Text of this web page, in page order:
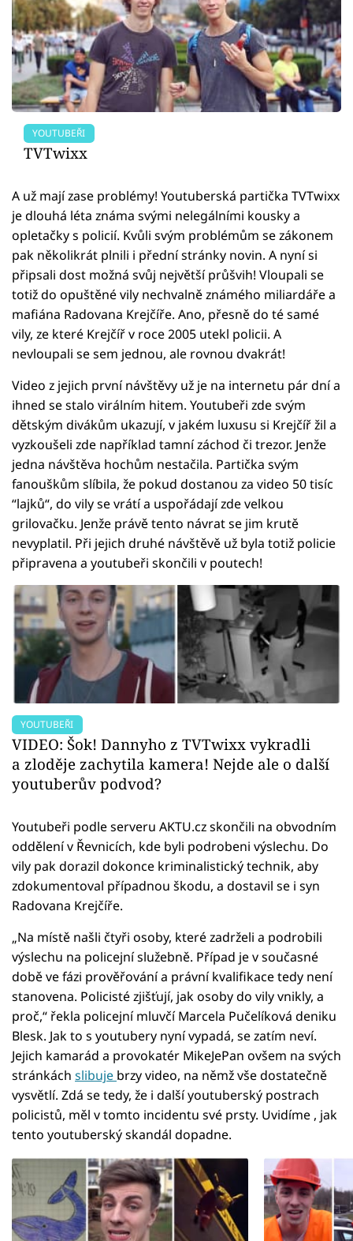
YOUTUBEŘI
TVTwixx
A už mají zase problémy! Youtuberská partička TVTwixx
je dlouhá léta známa svými nelegálními kousky a
opletačky s policií. Kvůli svým problémům se zákonem
pak několikrát plnili i přední stránky novin. A nyní si
připsali dost možná svůj největší průšvih! Vloupali se
totiž do opuštěné vily nechvalně známého miliardáře a
mafiána Radovana Krejčíře. Ano, přesně do té samé
vily, ze které Krejčíř v roce 2005 utekl policii. A
nevloupali se sem jednou, ale rovnou dvakrát!
Video z jejich první návštěvy už je na internetu pár dní a
ihned se stalo virálním hitem. Youtubeři zde svým
dětským divákům ukazují, v jakém luxusu si Krejčíř žil a
vyzkoušeli zde například tamní záchod či trezor. Jenže
jedna návštěva hochům nestačila. Partička svým
fanouškům slíbila, že pokud dostanou za video 50 tisíc
“lajků“, do vily se vrátí a uspořádají zde velkou
grilovačku. Jenže právě tento návrat se jim krutě
nevyplatil. Při jejich druhé návštěvě už byla totiž policie
připravena a youtubeři skončili v poutech!
YOUTUBEŘI
VIDEO: Šok! Dannyho z TVTwixx vykradli
a zloděje zachytila kamera! Nejde ale o další
youtuberův podvod?
Youtubeři podle serveru AKTU.cz skončili na obvodním
oddělení v Řevnicích, kde byli podrobeni výslechu. Do
vily pak dorazil dokonce kriminalistický technik, aby
zdokumentoval případnou škodu, a dostavil se i syn
Radovana Krejčíře.
„Na místě našli čtyři osoby, které zadrželi a podrobili
výslechu na policejní služebně. Případ je v současné
době ve fázi prověřování a právní kvalifikace tedy není
stanovena. Policisté zjišťují, jak osoby do vily vnikly, a
proč,“ řekla policejní mluvčí Marcela Pučelíková deniku
Blesk. Jak to s youtubery nyní vypadá, se zatím neví.
Jejich kamarád a provokatér MikeJePan ovšem na svých
stránkách slibuje brzy video, na němž vše dostatečně
vysvětlí. Zdá se tedy, že i další youtuberský postrach
policistů, měl v tomto incidentu své prsty. Uvidíme , jak
tento youtuberský skandál dopadne.